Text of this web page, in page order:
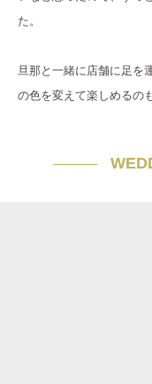
た。
旦那と一緒に店舗に足を
の色を変えて楽しめるの